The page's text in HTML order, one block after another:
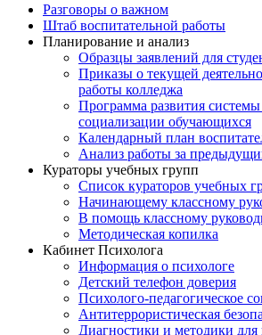
Разговоры о важном
Штаб воспитательной работы
Планирование и анализ
Образцы заявлений для
Приказы о текущей
работы колледжа
Программа развития
социализации обучающихся
Календарный план
Анализ работы за
Кураторы учебных групп
Список кураторов учебных
Начинающему классному
В помощь классному
Методическая копилка
Кабинет Психолога
Информация о психологе
Детский телефон доверия
Психолого-педагогическое
Антитеррористическая
Диагностики и методики для